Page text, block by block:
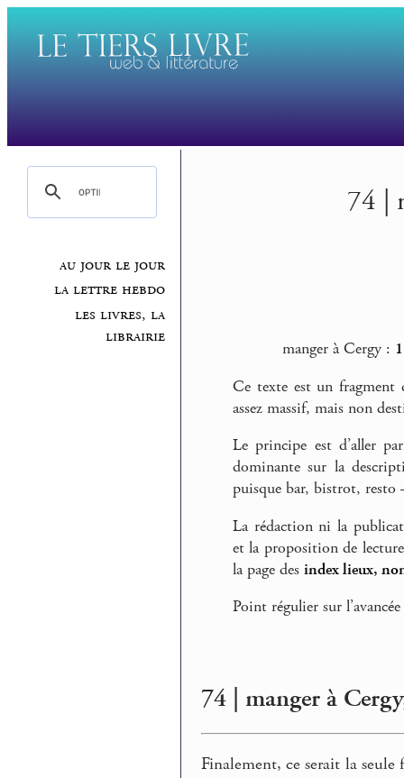
au jour le jour
la lettre hebdo
les livres, la
librairie
74 |
manger à Cergy :
Ce texte est un fragment
assez massif, mais non
Le principe est d’aller
dominante sur la
puisque bar, bistrot,
La rédaction ni la
et la proposition de
la page des index lieux,
Point régulier sur
74 | manger à
Finalement, ce serait la seule